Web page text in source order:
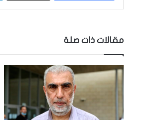
مقالات ذات صلة